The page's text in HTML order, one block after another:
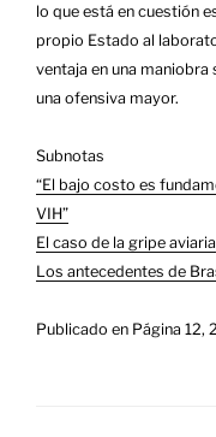
lo que está en cuestión
propio Estado al
ventaja en una
una ofensiva mayor.
Subnotas
“El bajo costo es
VIH”
El caso de la gripe aviaria
Los antecedentes de
Publicado en Página 12,